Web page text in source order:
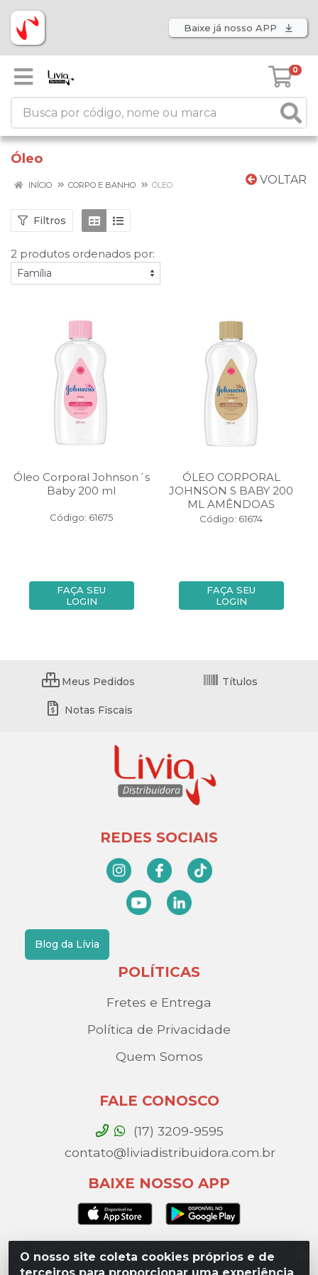
Baixe já nosso APP
0
Óleo
VOLTAR
INÍCIO CORPO E BANHO ÓLEO
Filtros
2 produtos ordenados por:
Óleo Corporal Johnson´s
Baby 200 ml
Código: 61675
FAÇA SEU
LOGIN
ÓLEO CORPORAL
JOHNSON S BABY 200
ML AMÊNDOAS
Código: 61674
FAÇA SEU
LOGIN
O nosso site coleta cookies próprios e de
Meus Pedidos Títulos
Notas Fiscais
REDES SOCIAIS
Blog da Lívia
POLÍTICAS
Fretes e Entrega
Política de Privacidade
Quem Somos
FALE CONOSCO
(17) 3209-9595
contato@liviadistribuidora.com.br
BAIXE NOSSO APP
Lívia Distribuidora - Av. Percy Gandini, 329 – Vila